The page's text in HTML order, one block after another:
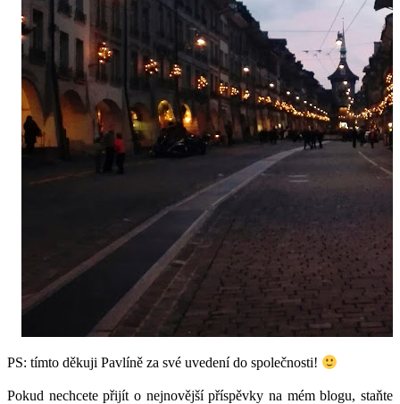
PS: tímto děkuji Pavlíně za své uvedení do společnosti!
Pokud nechcete přijít o nejnovější příspěvky na mém blogu, staňte